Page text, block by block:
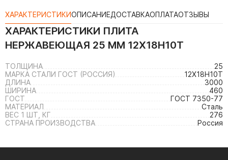
ХАРАКТЕРИСТИКИОПИСАНИЕДОСТАВКАОПЛАТАОТЗЫВЫ
ХАРАКТЕРИСТИКИ ПЛИТА
НЕРЖАВЕЮЩАЯ 25 ММ 12Х18Н10Т
ТОЛЩИНА
25
МАРКА СТАЛИ ГОСТ (РОССИЯ)
12Х18Н10Т
ДЛИНА
3000
ШИРИНА
460
ГОСТ
ГОСТ 7350-77
МАТЕРИАЛ
Сталь
ВЕС 1 ШТ, КГ
276
СТРАНА ПРОИЗВОДСТВА
Россия